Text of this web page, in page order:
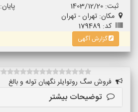
ثبت: 1403/12/20
پایان: 1404/03/18
مکان: تهران - تهران
کد: 179489
گزارش آگهی
فروش سگ روتوایلر نگهبان توله و بالغ
توضیحات بیشتر